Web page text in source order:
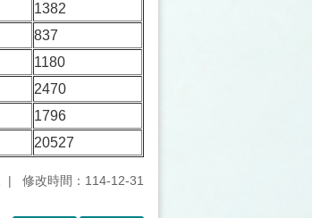
1382
837
1180
2470
1796
20527
修改時間：114-12-31